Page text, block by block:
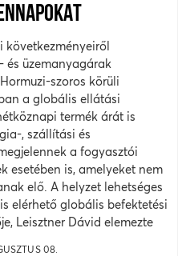
és üzemanyagárak
szoros körüli
a globális ellátási
termék árát is
, szállítási és
a fogyasztói
esetében is, amelyeket nem
elő. A helyzet lehetséges
elérhető globális befektetési
Leisztner Dávid elemezte
08.